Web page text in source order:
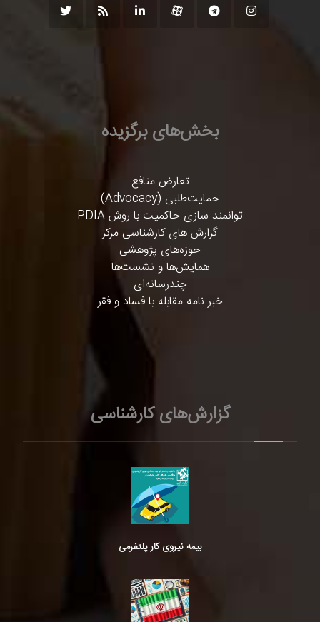
بخش‌های برگزیده
تعارض منافع
حمایت‌طلبی (Advocacy)
توانمند سازی حاکمیت با روش PDIA
گزارش های کارشناسی مرکز
حوزه‌های پژوهشی
همایش‌ها و نشست‌ها
چندرسانه‌ای
خبر نامه مقابله با فساد و فقر
گزارش‌های کارشناسی
بیمه نیروی کار پلتفرمی